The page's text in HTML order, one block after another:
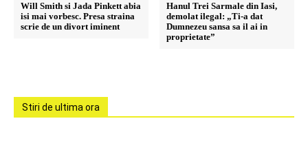
Will Smith si Jada Pinkett abia
isi mai vorbesc. Presa straina
scrie de un divort iminent
Hanul Trei Sarmale din Iasi,
demolat ilegal: „Ti-a dat
Dumnezeu sansa sa il ai in
proprietate”
Stiri de ultima ora